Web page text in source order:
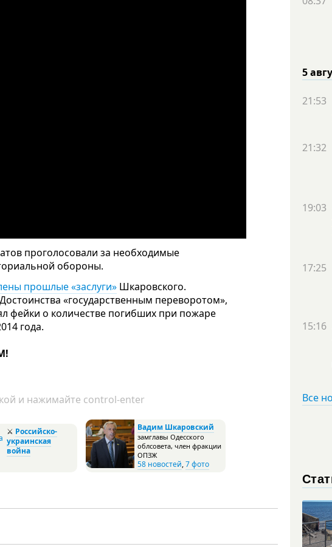
проголосовали за необходимые
обороны.
прошлые «заслуги» Шкаровского.
«государственным переворотом»,
фейки о количестве погибших при пожаре
года.
и нажимайте control-enter
⚔ Российско-
украинская
война
Вадим Шкаровский
замглавы Одесского
облсовета, член фракции
ОПЗЖ
58 новостей,7 фото
5
21:53
21:32
19:03
17:25
15:16
Все